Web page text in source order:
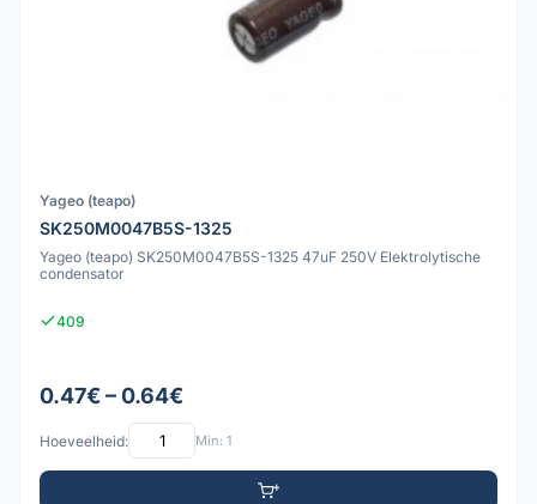
Yageo (teapo)
SK250M0047B5S-1325
Yageo (teapo) SK250M0047B5S-1325 47uF 250V Elektrolytische
condensator
409
0.47€ – 0.64€
Hoeveelheid: Min: 1